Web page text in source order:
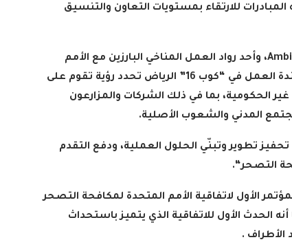
للارتقاء بمستويات التعاون والتنسيق
، وأحد رواد العمل المناخي البارزين مع الأمم
المتحدة في مؤتمر الأطراف “كوب 26” نايجل توبينغ، أن أجندة العمل في “كوب 16” الرياض تحدد رؤية تقوم على
الحكومية، بما في ذلك الشركات والمزارعون
المدني والشعوب الأصلية.
تطوير وتبنّي الحلول العملية، ودفع التقدم
التصحر“.
الأطراف “كوب 16” الرياض يعد المؤتمر الأول لاتفاقية الأمم المتحدة لمكافحة التصحر
الحدث الأول للاتفاقية الذي يتميز باستحداث
الأطراف .